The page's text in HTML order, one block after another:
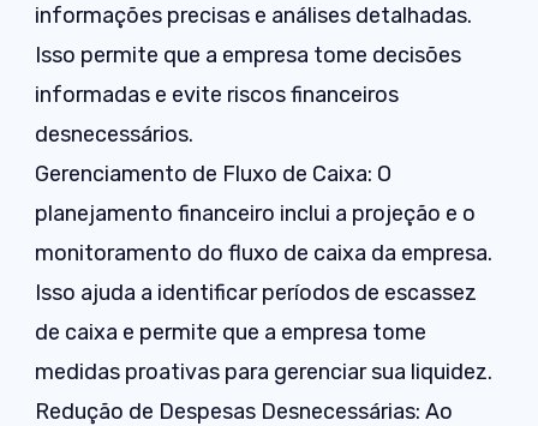
informações precisas e análises detalhadas.
Isso permite que a empresa tome decisões
informadas e evite riscos financeiros
desnecessários.
Gerenciamento de Fluxo de Caixa: O
planejamento financeiro inclui a projeção e o
monitoramento do fluxo de caixa da empresa.
Isso ajuda a identificar períodos de escassez
de caixa e permite que a empresa tome
medidas proativas para gerenciar sua liquidez.
Redução de Despesas Desnecessárias: Ao